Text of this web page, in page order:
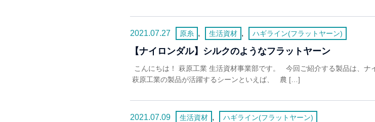
2021.07.27 原糸 , 生活資材 , ハギライン(フラットヤーン)
【ナイロンダル】シルクのようなフラットヤーン
こんにちは！ 萩原工業 生活資材事業部です。 今回ご紹介する製品は、ナ
萩原工業の製品が活躍するシーンといえば、 農 […]
2021.07.09 生活資材 , ハギライン(フラットヤーン)